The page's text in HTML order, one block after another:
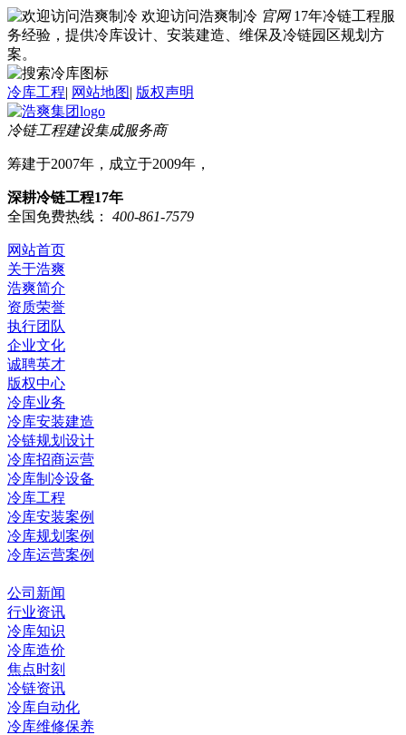
欢迎访问浩爽制冷 官网 17年冷链工程服
务经验，提供冷库设计、安装建造、维保及冷链园区规划方
案。
冷库工程| 网站地图| 版权声明
冷链工程建设集成服务商
筹建于2007年，成立于2009年，
深耕冷链工程17年
全国免费热线：
400-861-7579
网站首页
关于浩爽
浩爽简介
资质荣誉
执行团队
企业文化
诚聘英才
版权中心
冷库业务
冷库安装建造
冷链规划设计
冷库招商运营
冷库制冷设备
冷库工程
冷库安装案例
冷库规划案例
冷库运营案例
公司新闻
行业资讯
冷库知识
冷库造价
焦点时刻
冷链资讯
冷库自动化
冷库维修保养